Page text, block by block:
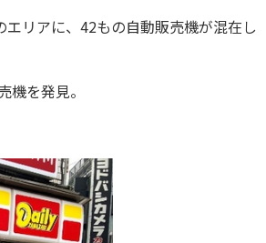
リアに、42もの自動販売機が混在し
を発見。